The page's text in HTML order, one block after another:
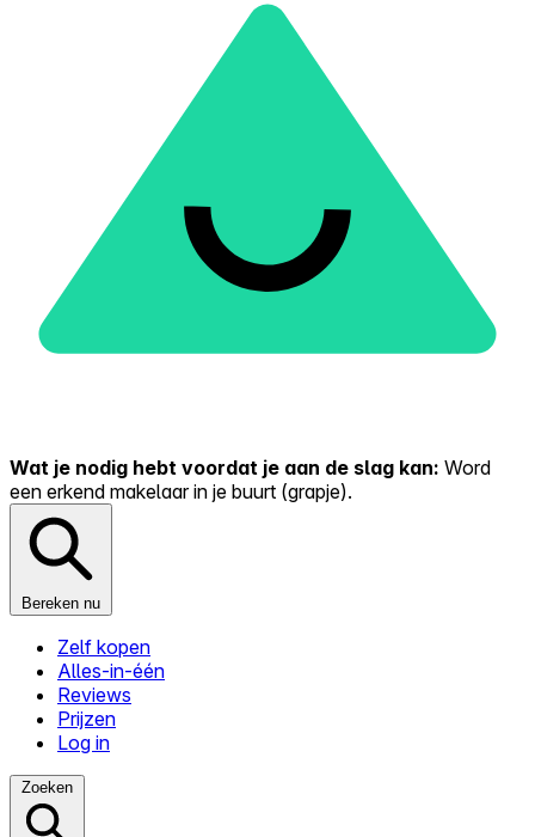
Wat je nodig hebt voordat je aan de slag kan: Word
een erkend makelaar in je buurt (grapje).
Bereken nu
Zelf kopen
Alles-in-één
Reviews
Prijzen
Log in
Zoeken